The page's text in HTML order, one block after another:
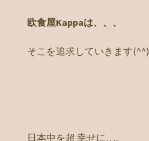
欧食屋Kappaは、、、
そこを追求していきます(^^)
日本中を超 幸せに…。